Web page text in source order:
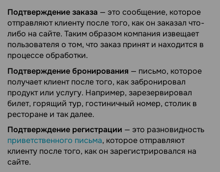
Подтверждение заказа — это сообщение, которое
отправляют клиенту после того, как он заказал что-
либо на сайте. Таким образом компания извещает
пользователя о том, что заказ принят и находится в
процессе обработки.
Подтверждение бронирования — письмо, которое
получает клиент после того, как забронировал
продукт или услугу. Например, зарезервировал
билет, горящий тур, гостиничный номер, столик в
ресторане и так далее.
Подтверждение регистрации — это разновидность
приветственного письма, которое отправляют
клиенту после того, как он зарегистрировался на
сайте.